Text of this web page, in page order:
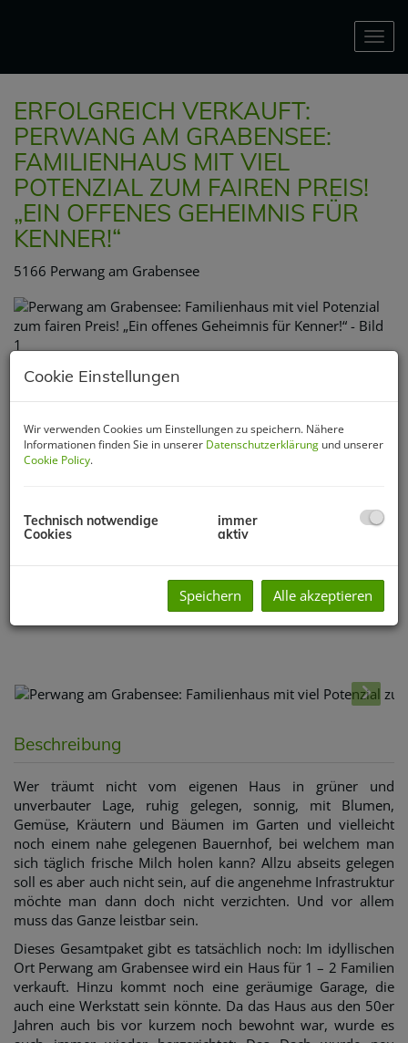
ERFOLGREICH VERKAUFT:
PERWANG AM GRABENSEE:
FAMILIENHAUS MIT VIEL
POTENZIAL ZUM FAIREN PREIS!
„EIN OFFENES GEHEIMNIS FÜR
KENNER!“
5166 Perwang am Grabensee
Beschreibung
Wer träumt nicht vom eigenen Haus in grüner und
unverbauter Lage, ruhig gelegen, sonnig, mit Blumen,
Gemüse, Kräutern und Bäumen im Garten und vielleicht
noch einem nahe gelegenen Bauernhof, bei welchem man
sich täglich frische Milch holen kann? Allzu abseits gelegen
soll es aber auch nicht sein, auf die angenehme Infrastruktur
möchte man dann doch nicht verzichten. Und vor allem
muss das Ganze leistbar sein.
Dieses Gesamtpaket gibt es tatsächlich noch: Im idyllischen
Ort Perwang am Grabensee wird ein Haus für 1 – 2 Familien
verkauft. Hinzu kommt noch eine geräumige Garage, die
auch eine Werkstatt sein könnte. Da das Haus aus den 50er
Jahren auch bis vor kurzem noch bewohnt war, wurde es
Cookie Einstellungen
Wir verwenden Cookies um Einstellungen zu speichern. Nähere
Informationen finden Sie in unserer Datenschutzerklärung und unserer
Cookie Policy.
Technisch notwendige
Cookies
immer
aktiv
Speichern Alle akzeptieren